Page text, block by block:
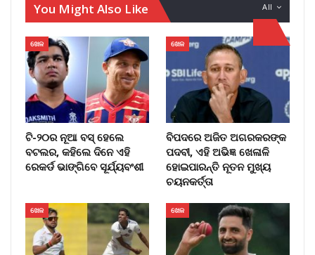
All
You Might Also Like
ଖେଳ
ଟି-୨୦ର ନୂଆ ବସ୍ ହେଲେ
ବଟଲର, କହିଲେ ଦିନେ ଏହି
ରେକର୍ଡ ଭାଙ୍ଗିବେ ସୂର୍ଯ୍ୟବଂଶୀ
ଖେଳ
ବିପଦରେ ଅଜିତ ଅଗରକରଙ୍କ
ପଦବୀ, ଏହି ଅଭିଜ୍ଞ ଖେଳାଳି
ହୋଇପାରନ୍ତି ନୂତନ ମୁଖ୍ୟ
ଚୟନକର୍ତ୍ତା
ଖେଳ ଖେଳ